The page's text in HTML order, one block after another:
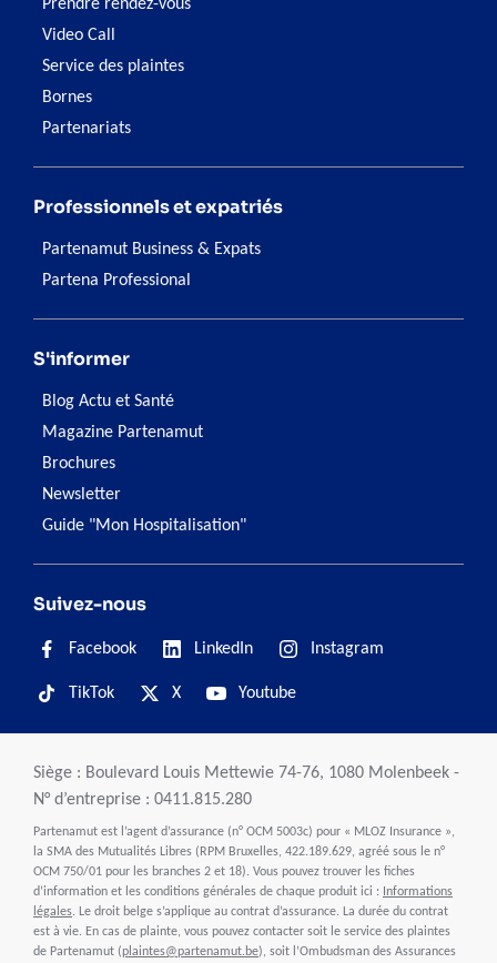
Prendre rendez-vous
Video Call
Service des plaintes
Bornes
Partenariats
Professionnels et expatriés
Partenamut Business & Expats
Partena Professional
S'informer
Blog Actu et Santé
Magazine Partenamut
Brochures
Newsletter
Guide "Mon Hospitalisation"
Suivez-nous
Facebook LinkedIn Instagram
TikTok X Youtube
Siège : Boulevard Louis Mettewie 74-76, 1080 Molenbeek -
N° d’entreprise : 0411.815.280
Partenamut est l’agent d’assurance (n° OCM 5003c) pour « MLOZ Insurance »,
la SMA des Mutualités Libres (RPM Bruxelles, 422.189.629, agréé sous le n°
OCM 750/01 pour les branches 2 et 18). Vous pouvez trouver les fiches
d’information et les conditions générales de chaque produit ici : Informations
légales. Le droit belge s’applique au contrat d’assurance. La durée du contrat
est à vie. En cas de plainte, vous pouvez contacter soit le service des plaintes
de Partenamut (plaintes@partenamut.be), soit l’Ombudsman des Assurances